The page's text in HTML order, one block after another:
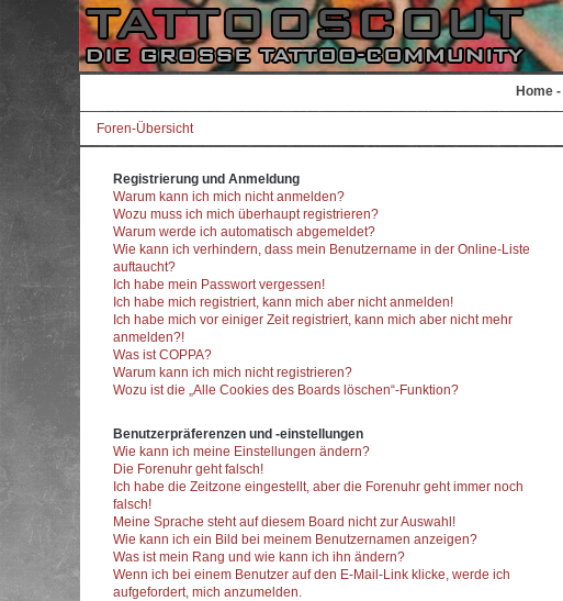
Home -
Foren-Übersicht
Registrierung und Anmeldung
Warum kann ich mich nicht anmelden?
Wozu muss ich mich überhaupt registrieren?
Warum werde ich automatisch abgemeldet?
Wie kann ich verhindern, dass mein Benutzername in der Online-Liste
auftaucht?
Ich habe mein Passwort vergessen!
Ich habe mich registriert, kann mich aber nicht anmelden!
Ich habe mich vor einiger Zeit registriert, kann mich aber nicht mehr
anmelden?!
Was ist COPPA?
Warum kann ich mich nicht registrieren?
Wozu ist die „Alle Cookies des Boards löschen“-Funktion?
Benutzerpräferenzen und -einstellungen
Wie kann ich meine Einstellungen ändern?
Die Forenuhr geht falsch!
Ich habe die Zeitzone eingestellt, aber die Forenuhr geht immer noch
falsch!
Meine Sprache steht auf diesem Board nicht zur Auswahl!
Wie kann ich ein Bild bei meinem Benutzernamen anzeigen?
Was ist mein Rang und wie kann ich ihn ändern?
Wenn ich bei einem Benutzer auf den E-Mail-Link klicke, werde ich
aufgefordert, mich anzumelden.